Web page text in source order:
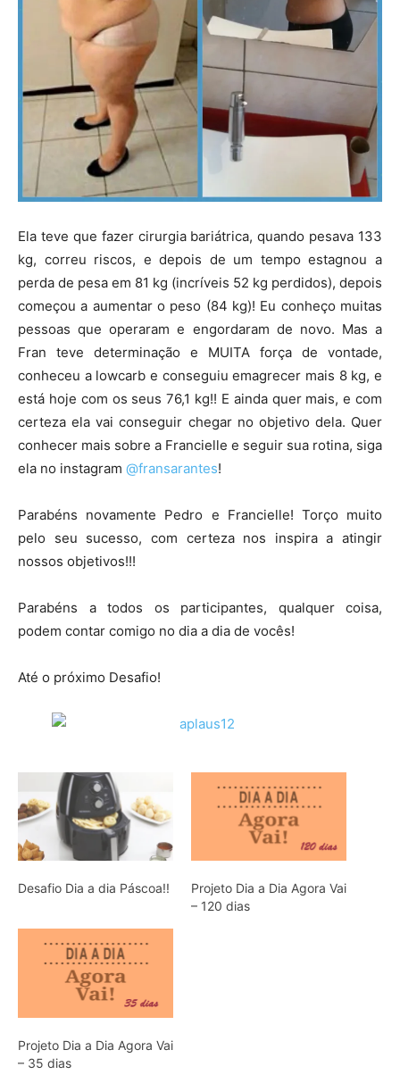
Ela teve que fazer cirurgia bariátrica, quando pesava 133
kg, correu riscos, e depois de um tempo estagnou a
perda de pesa em 81 kg (incríveis 52 kg perdidos), depois
começou a aumentar o peso (84 kg)! Eu conheço muitas
pessoas que operaram e engordaram de novo. Mas a
Fran teve determinação e MUITA força de vontade,
conheceu a lowcarb e conseguiu emagrecer mais 8 kg, e
está hoje com os seus 76,1 kg!! E ainda quer mais, e com
certeza ela vai conseguir chegar no objetivo dela. Quer
conhecer mais sobre a Francielle e seguir sua rotina, siga
ela no instagram @fransarantes!
Parabéns novamente Pedro e Francielle! Torço muito
pelo seu sucesso, com certeza nos inspira a atingir
nossos objetivos!!!
Parabéns a todos os participantes, qualquer coisa,
podem contar comigo no dia a dia de vocês!
Até o próximo Desafio!
Desafio Dia a dia Páscoa!!
Projeto Dia a Dia Agora Vai
– 120 dias
Projeto Dia a Dia Agora Vai
– 35 dias